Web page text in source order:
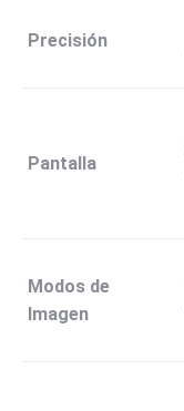
Precisión
Pantalla
Modos de
Imagen